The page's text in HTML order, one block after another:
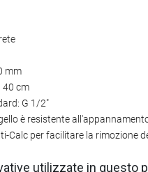
mm
40 cm
G 1/2"
è resistente
Calc per facilitare la rimozione
utilizzate in questo